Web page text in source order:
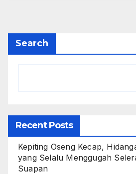
Search
Recent Posts
Kepiting Oseng Kecap,
yang Selalu Menggugah
Suapan